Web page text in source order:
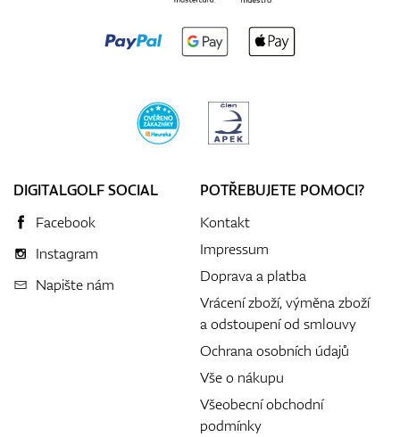
DIGITALGOLF SOCIAL
Facebook
Instagram
Napište nám
POTŘEBUJETE POMOCI?
Kontakt
Impressum
Doprava a platba
Vrácení zboží, výměna zboží
a odstoupení od smlouvy
Ochrana osobních údajů
Vše o nákupu
Všeobecní obchodní
podmínky